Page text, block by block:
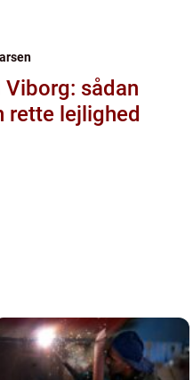
sådan
rette lejlighed